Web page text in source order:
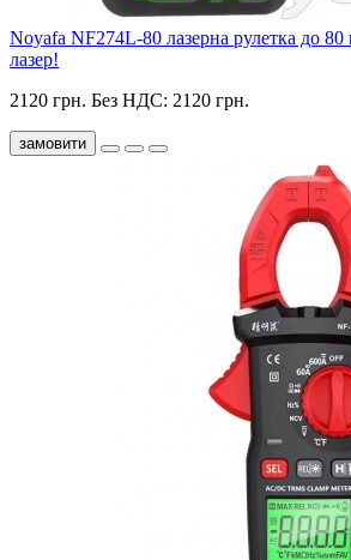
Noyafa NF274L-80 лазерна рулетка до 80
лазер!
2120 грн. Без НДС: 2120 грн.
замовити